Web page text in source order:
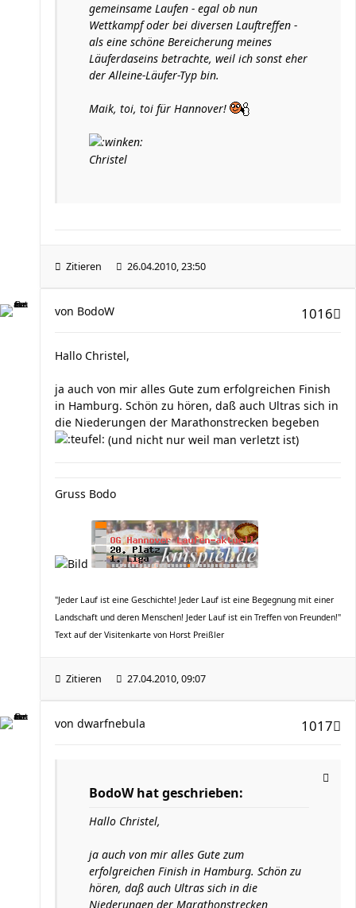
gemeinsame Laufen - egal ob nun
Wettkampf oder bei diversen Lauftreffen -
als eine schöne Bereicherung meines
Läuferdaseins betrachte, weil ich sonst eher
der Alleine-Läufer-Typ bin.
Maik, toi, toi für Hannover!
Christel
Zitieren 26.04.2010, 23:50
1016
von BodoW
Hallo Christel,
ja auch von mir alles Gute zum erfolgreichen Finish
in Hamburg. Schön zu hören, daß auch Ultras sich in
die Niederungen der Marathonstrecken begeben
(und nicht nur weil man verletzt ist)
Gruss Bodo
"Jeder Lauf ist eine Geschichte! Jeder Lauf ist eine Begegnung mit einer
Landschaft und deren Menschen! Jeder Lauf ist ein Treffen von Freunden!"
Text auf der Visitenkarte von Horst Preißler
Zitieren 27.04.2010, 09:07
1017
von dwarfnebula
BodoW hat geschrieben:
Hallo Christel,
ja auch von mir alles Gute zum
erfolgreichen Finish in Hamburg. Schön zu
hören, daß auch Ultras sich in die
Niederungen der Marathonstrecken